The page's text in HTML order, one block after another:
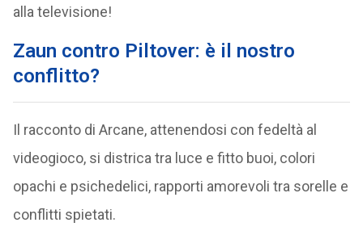
alla televisione!
Zaun contro Piltover: è il nostro
conflitto?
Il racconto di Arcane, attenendosi con fedeltà al
videogioco, si districa tra luce e fitto buoi, colori
opachi e psichedelici, rapporti amorevoli tra sorelle e
conflitti spietati.